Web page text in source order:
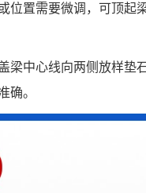
位置需要微调，可顶起
梁中心线向两侧放样垫
确。